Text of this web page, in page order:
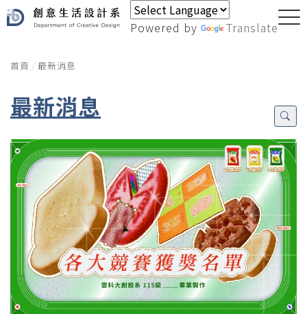
Powered by Translate
首頁 最新消息
最新消息